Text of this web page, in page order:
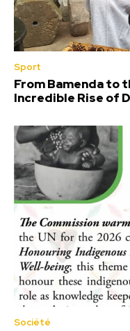
Sport
From Bamenda to
Incredible Rise of
Société